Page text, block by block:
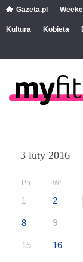
Gazeta.pl
Kultura Kobieta
3 luty 2016
Pn Wt
1 2
8 9
15 16